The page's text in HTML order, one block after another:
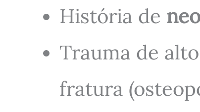
História de
Trauma de
fratura